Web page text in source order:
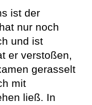
ist der
nur noch
und ist
er verstoßen,
gerasselt
mit
ließ. In